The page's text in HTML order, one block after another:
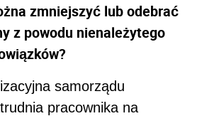
zmniejszyć lub odebrać
z powodu nienależytego
samorządu
pracownika na